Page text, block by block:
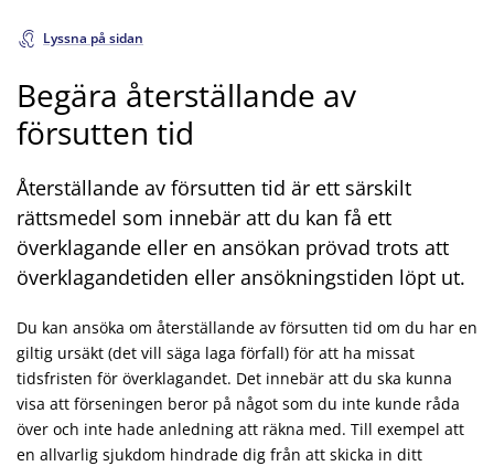
Lyssna på sidan
Begära återställande av
försutten tid
Återställande av försutten tid är ett särskilt
rättsmedel som innebär att du kan få ett
överklagande eller en ansökan prövad trots att
överklagandetiden eller ansökningstiden löpt ut.
Du kan ansöka om återställande av försutten tid om du har en
giltig ursäkt (det vill säga laga förfall) för att ha missat
tidsfristen för överklagandet. Det innebär att du ska kunna
visa att förseningen beror på något som du inte kunde råda
över och inte hade anledning att räkna med. Till exempel att
en allvarlig sjukdom hindrade dig från att skicka in ditt